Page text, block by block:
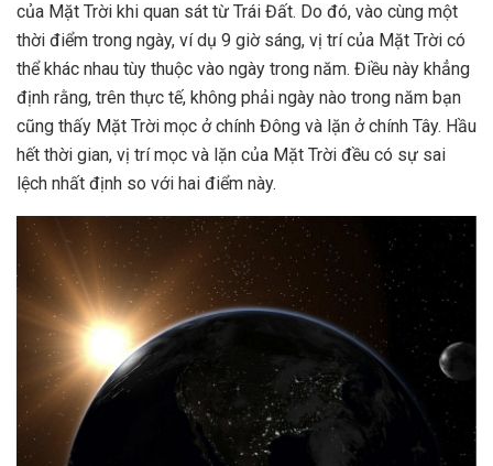
của Mặt Trời khi quan sát từ Trái Đất. Do đó, vào cùng một
thời điểm trong ngày, ví dụ 9 giờ sáng, vị trí của Mặt Trời có
thể khác nhau tùy thuộc vào ngày trong năm. Điều này khẳng
định rằng, trên thực tế, không phải ngày nào trong năm bạn
cũng thấy Mặt Trời mọc ở chính Đông và lặn ở chính Tây. Hầu
hết thời gian, vị trí mọc và lặn của Mặt Trời đều có sự sai
lệch nhất định so với hai điểm này.